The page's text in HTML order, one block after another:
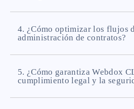
4. ¿Cómo optimizar los flujos
administración de contratos?
5. ¿Cómo garantiza Webdox
cumplimiento legal y la